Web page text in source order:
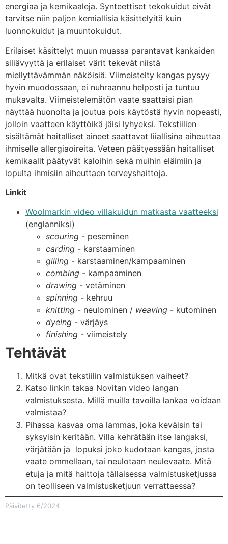
energiaa ja kemikaaleja. Synteettiset tekokuidut eivät
tarvitse niin paljon kemiallisia käsittelyitä kuin
luonnokuidut ja muuntokuidut.
Erilaiset käsittelyt muun muassa parantavat kankaiden
siliävyyttä ja erilaiset värit tekevät niistä
miellyttävämmän näköisiä. Viimeistelty kangas pysyy
hyvin muodossaan, ei nuhraannu helposti ja tuntuu
mukavalta. Viimeistelemätön vaate saattaisi pian
näyttää huonolta ja joutua pois käytöstä hyvin nopeasti,
jolloin vaatteen käyttöikä jäisi lyhyeksi. Tekstiilien
sisältämät haitalliset aineet saattavat liiallisina aiheuttaa
ihmiselle allergiaoireita. Veteen päätyessään haitalliset
kemikaalit päätyvät kaloihin sekä muihin eläimiin ja
lopulta ihmisiin aiheuttaen terveyshaittoja.
Linkit
Woolmarkin video villakuidun matkasta vaatteeksi
(englanniksi)
scouring - peseminen
carding - karstaaminen
gilling - karstaaminen/kampaaminen
combing - kampaaminen
drawing - vetäminen
spinning - kehruu
knitting - neulominen / weaving - kutominen
dyeing - värjäys
finishing - viimeistely
Tehtävät
Mitkä ovat tekstiilin valmistuksen vaiheet?
Katso linkin takaa Novitan video langan
valmistuksesta. Millä muilla tavoilla lankaa voidaan
valmistaa?
Pihassa kasvaa oma lammas, joka keväisin tai
syksyisin keritään. Villa kehrätään itse langaksi,
värjätään ja lopuksi joko kudotaan kangas, josta
vaate ommellaan, tai neulotaan neulevaate. Mitä
etuja ja mitä haittoja tällaisessa valmistusketjussa
on teolliseen valmistusketjuun verrattaessa?
Päivitetty 6/2024